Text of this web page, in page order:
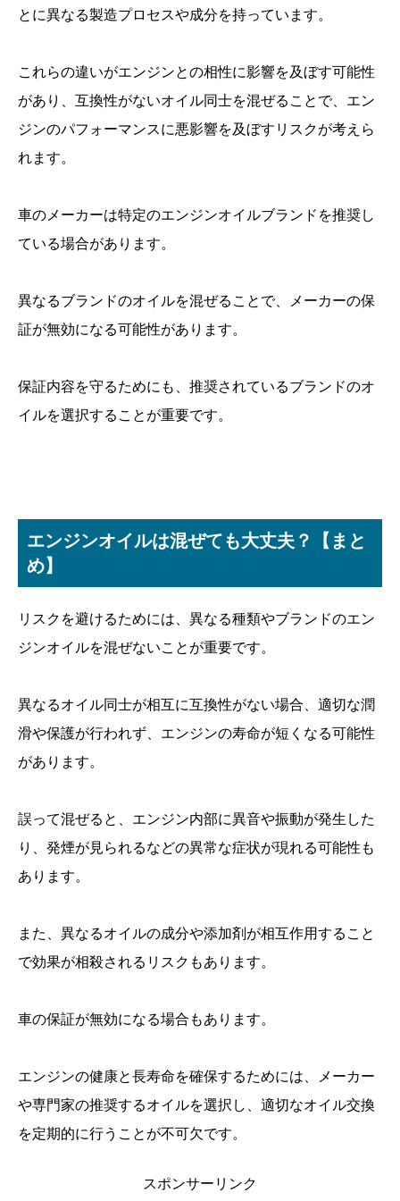
とに異なる製造プロセスや成分を持っています。
これらの違いがエンジンとの相性に影響を及ぼす可能性
があり、互換性がないオイル同士を混ぜることで、エン
ジンのパフォーマンスに悪影響を及ぼすリスクが考えら
れます。
車のメーカーは特定のエンジンオイルブランドを推奨し
ている場合があります。
異なるブランドのオイルを混ぜることで、メーカーの保
証が無効になる可能性があります。
保証内容を守るためにも、推奨されているブランドのオ
イルを選択することが重要です。
エンジンオイルは混ぜても大丈夫？【まと
め】
リスクを避けるためには、異なる種類やブランドのエン
ジンオイルを混ぜないことが重要です。
異なるオイル同士が相互に互換性がない場合、適切な潤
滑や保護が行われず、エンジンの寿命が短くなる可能性
があります。
誤って混ぜると、エンジン内部に異音や振動が発生した
り、発煙が見られるなどの異常な症状が現れる可能性も
あります。
また、異なるオイルの成分や添加剤が相互作用すること
で効果が相殺されるリスクもあります。
車の保証が無効になる場合もあります。
エンジンの健康と長寿命を確保するためには、メーカー
や専門家の推奨するオイルを選択し、適切なオイル交換
を定期的に行うことが不可欠です。
スポンサーリンク